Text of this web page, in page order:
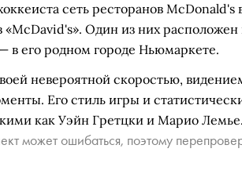
сеть ресторанов
«McDavid's». Один из них
в его родном городе Ньюмаркете.
невероятной скоростью,
Его стиль игры и
как Уэйн Гретцки и Марио Лемье.
может ошибаться, поэтому